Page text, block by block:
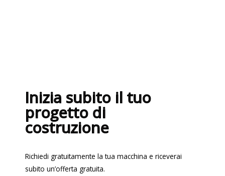
Inizia subito il tuo
progetto di
costruzione
Richiedi gratuitamente la tua macchina e riceverai
subito un’offerta gratuita.